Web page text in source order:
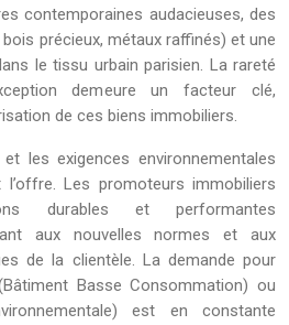
contemporaines audacieuses, des
précieux, métaux raffinés) et une
le tissu urbain parisien. La rareté
demeure un facteur clé,
de ces biens immobiliers.
les exigences environnementales
Les promoteurs immobiliers
durables et performantes
aux nouvelles normes et aux
de la clientèle. La demande pour
Basse Consommation) ou
est en constante